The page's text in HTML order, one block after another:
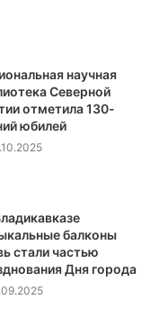
научная
Северной
отметила 130-
юбилей
балконы
стали частью
Дня города